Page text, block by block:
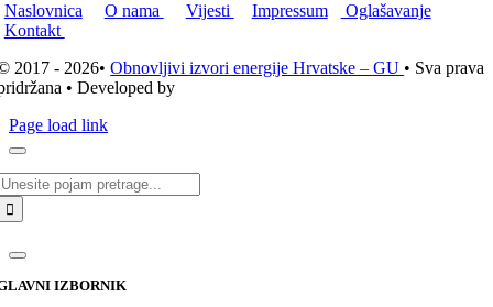
Naslovnica O nama Vijesti Impressum
Oglašavanje
Kontakt
2017 - 2026•Obnovljivi izvori energije Hrvatske – GU • Sva prava
• Developed by
Page load link
IZBORNIK